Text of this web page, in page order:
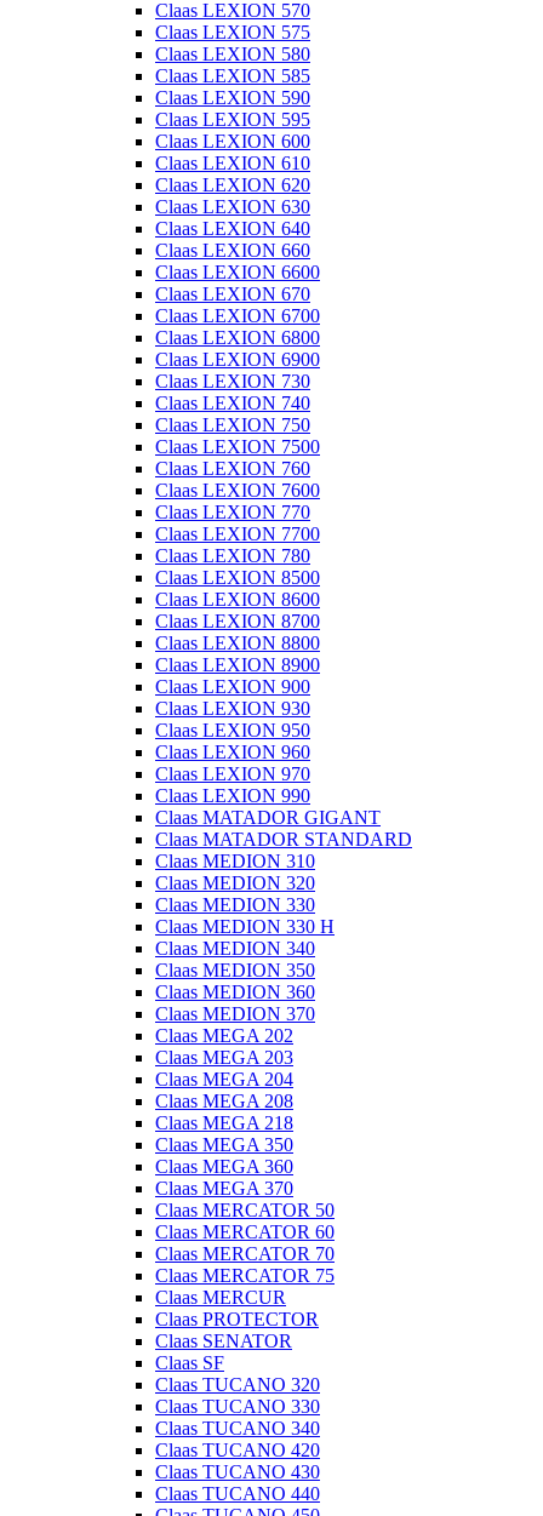
Claas LEXION 570
Claas LEXION 575
Claas LEXION 580
Claas LEXION 585
Claas LEXION 590
Claas LEXION 595
Claas LEXION 600
Claas LEXION 610
Claas LEXION 620
Claas LEXION 630
Claas LEXION 640
Claas LEXION 660
Claas LEXION 6600
Claas LEXION 670
Claas LEXION 6700
Claas LEXION 6800
Claas LEXION 6900
Claas LEXION 730
Claas LEXION 740
Claas LEXION 750
Claas LEXION 7500
Claas LEXION 760
Claas LEXION 7600
Claas LEXION 770
Claas LEXION 7700
Claas LEXION 780
Claas LEXION 8500
Claas LEXION 8600
Claas LEXION 8700
Claas LEXION 8800
Claas LEXION 8900
Claas LEXION 900
Claas LEXION 930
Claas LEXION 950
Claas LEXION 960
Claas LEXION 970
Claas LEXION 990
Claas MATADOR GIGANT
Claas MATADOR STANDARD
Claas MEDION 310
Claas MEDION 320
Claas MEDION 330
Claas MEDION 330 H
Claas MEDION 340
Claas MEDION 350
Claas MEDION 360
Claas MEDION 370
Claas MEGA 202
Claas MEGA 203
Claas MEGA 204
Claas MEGA 208
Claas MEGA 218
Claas MEGA 350
Claas MEGA 360
Claas MEGA 370
Claas MERCATOR 50
Claas MERCATOR 60
Claas MERCATOR 70
Claas MERCATOR 75
Claas MERCUR
Claas PROTECTOR
Claas SENATOR
Claas SF
Claas TUCANO 320
Claas TUCANO 330
Claas TUCANO 340
Claas TUCANO 420
Claas TUCANO 430
Claas TUCANO 440